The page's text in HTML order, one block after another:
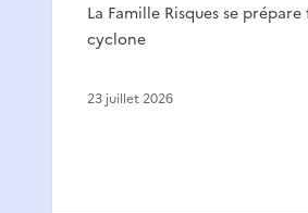
La Famille Risques se prépare
cyclone
23 juillet 2026